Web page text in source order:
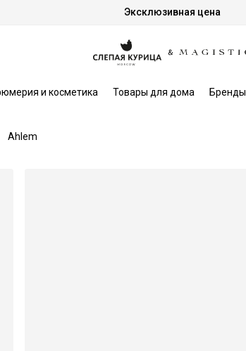
Эксклюзивная цена
и косметика Товары для дома Бренды
Ahlem